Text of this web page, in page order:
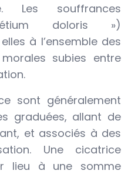
Les souffrances
doloris »)
à l’ensemble des
subies entre
sont généralement
graduées, allant de
et associés à des
Une cicatrice
lieu à une somme